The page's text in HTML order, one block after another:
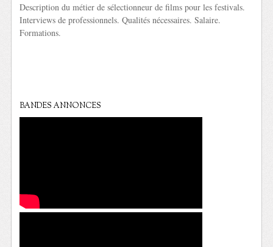
Description du métier de sélectionneur de films pour les festivals.
Interviews de professionnels. Qualités nécessaires. Salaire.
Formations.
BANDES ANNONCES